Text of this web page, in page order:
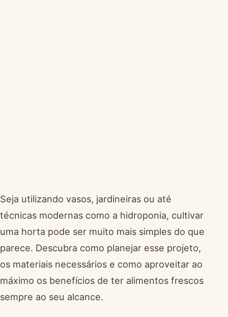
Seja utilizando vasos, jardineiras ou até
técnicas modernas como a hidroponia, cultivar
uma horta pode ser muito mais simples do que
parece. Descubra como planejar esse projeto,
os materiais necessários e como aproveitar ao
máximo os benefícios de ter alimentos frescos
sempre ao seu alcance.